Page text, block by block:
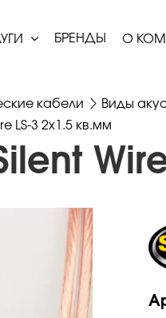
БРЕНДЫ О
кабели
Виды
LS-3 2x1.5 кв.мм